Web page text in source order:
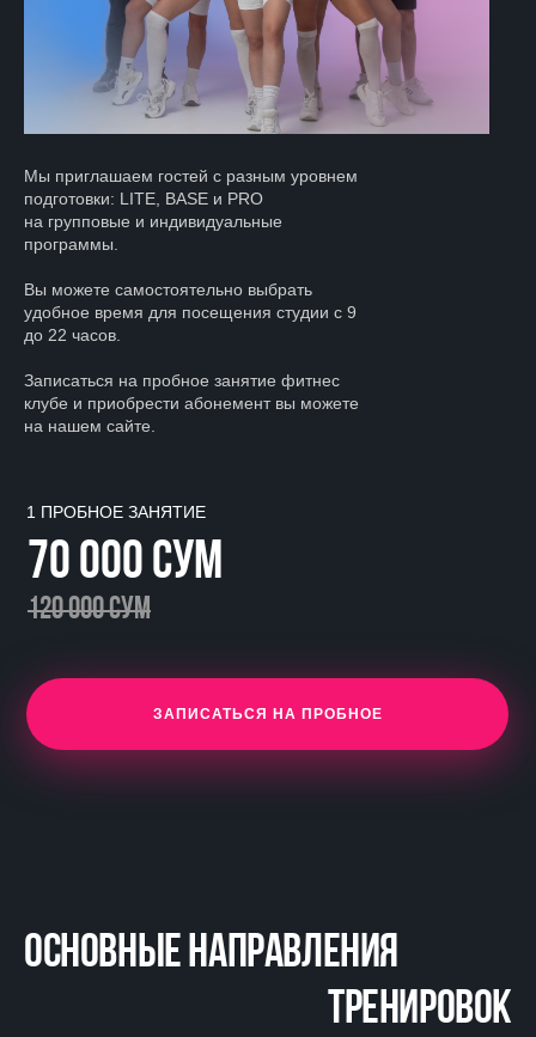
Мы приглашаем гостей с разным уровнем
подготовки: LITE, BASE и PRO
на групповые и индивидуальные
программы.
Вы можете самостоятельно выбрать
удобное время для посещения студии с 9
до 22 часов.
Записаться на пробное занятие фитнес
клубе и приобрести абонемент вы можете
на нашем сайте.
1 ПРОБНОЕ ЗАНЯТИЕ
70 000 СУМ
120 000 СУМ
ЗАПИСАТЬСЯ НА ПРОБНОЕ
основные направления
тренировок